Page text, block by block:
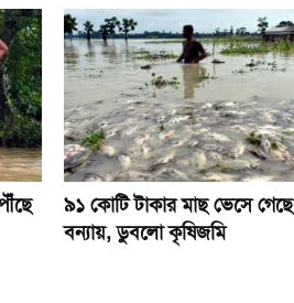
৯১ কোটি টাকার মাছ ভেসে গেছে
বন্যায়, ডুবলো কৃষিজমি